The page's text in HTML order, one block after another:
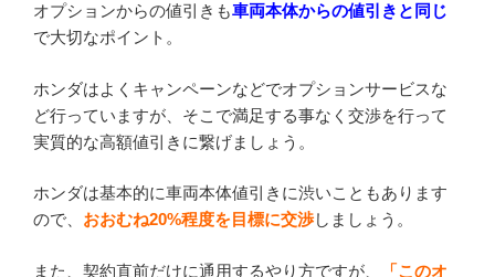
オプションからの値引きも車両本体からの値引きと同じ
で大切なポイント。
ホンダはよくキャンペーンなどでオプションサービスな
ど行っていますが、そこで満足する事なく交渉を行って
実質的な高額値引きに繋げましょう。
ホンダは基本的に車両本体値引きに渋いこともあります
ので、 おおむね20%程度を目標に交渉しましょう。
また、契約直前だけに通用するやり方ですが、
「このオ